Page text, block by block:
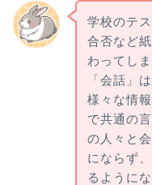
学校のテ
合否など
わってし
「会話」
様々な情
で共通の
の人々と
にならず
るように